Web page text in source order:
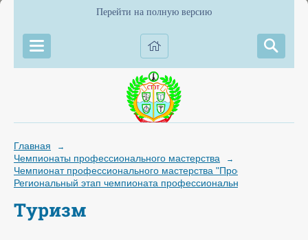
Перейти на полную версию
Главная →
Чемпионаты профессионального мастерства →
Чемпионат профессионального мастерства "Профессионалы"
Региональный этап чемпионата профессионального
Туризм